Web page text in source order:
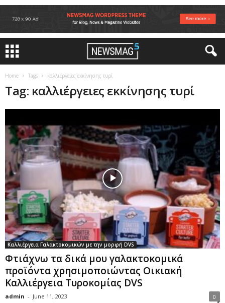
Home Tags καλλιέργειες εκκίνησης τυρί
Tag: καλλιέργειες εκκίνησης τυρί
Καλλιέργεια Γαλακτοκομικών με την μορφή DVS
Φτιάχνω τα δικά μου γαλακτοκομικά
προϊόντα χρησιμοποιώντας Οικιακή
Καλλιέργεια Τυροκομίας DVS
admin - June 11, 2023 0